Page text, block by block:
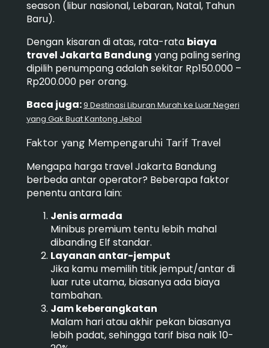
season (libur nasional, Lebaran, Natal, Tahun
Baru).
Dengan kisaran di atas, rata-rata biaya
travel Jakarta Bandung yang paling sering
dipilih penumpang adalah sekitar Rp150.000 –
Rp200.000 per orang.
Baca juga:9 Destinasi Liburan Murah ke Luar Negeri
yang Gak Buat Kantong Jebol
Faktor yang Mempengaruhi Tarif Travel
Mengapa harga travel Jakarta Bandung
berbeda antar operator? Beberapa faktor
penentu antara lain:
Jenis armada
Minibus premium tentu lebih mahal
dibanding Elf standar.
Layanan antar-jemput
Jika kamu memilih titik jemput/antar di
luar rute utama, biasanya ada biaya
tambahan.
Jam keberangkatan
Malam hari atau akhir pekan biasanya
lebih padat, sehingga tarif bisa naik 10-